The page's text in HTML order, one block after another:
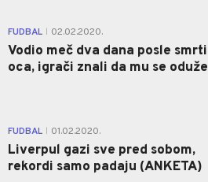
FUDBAL 02.02.2020.
Vodio meč dva dana posle smrti
oca, igrači znali da mu se oduže
FUDBAL 01.02.2020.
Liverpul gazi sve pred sobom,
rekordi samo padaju (ANKETA)